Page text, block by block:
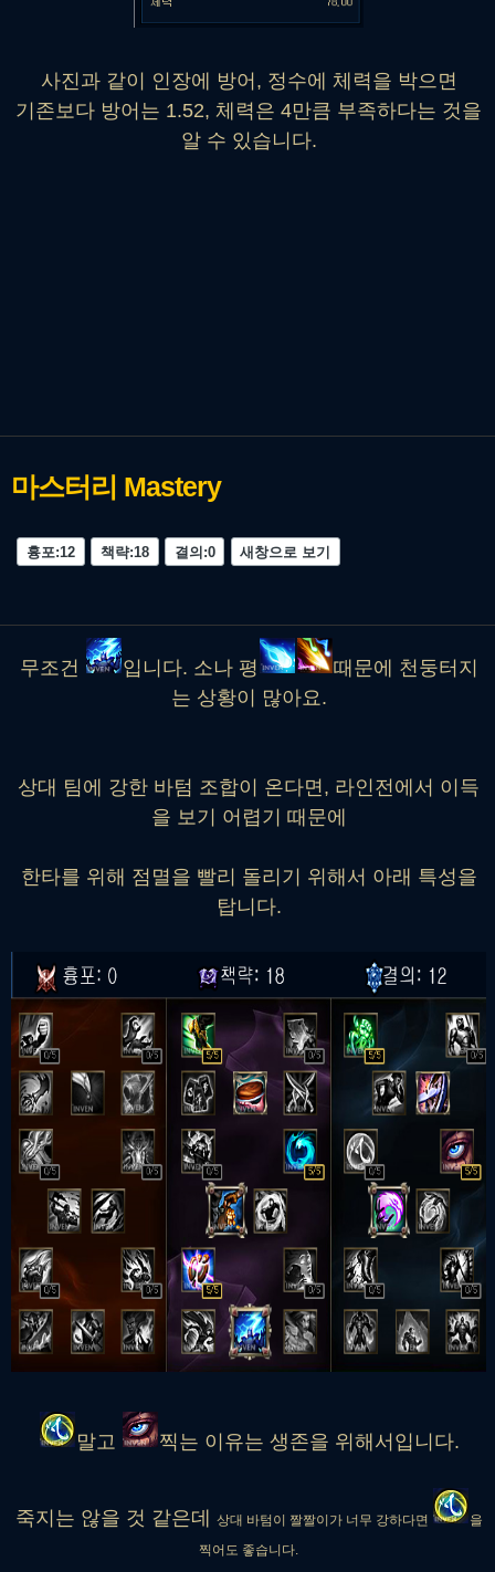
사진과 같이 인장에 방어, 정수에 체력을 박으면
기존보다 방어는 1.52, 체력은 4만큼 부족하다는 것을
알 수 있습니다.
마스터리 Mastery
흉포:12 책략:18 결의:0 새창으로 보기
무조건 입니다. 소나 평
때문에 천둥터지
는 상황이 많아요.
상대 팀에 강한 바텀 조합이 온다면, 라인전에서 이득
을 보기 어렵기 때문에
한타를 위해 점멸을 빨리 돌리기 위해서 아래 특성을
탑니다.
말고 찍는 이유는 생존을 위해서입니다.
죽지는 않을 것 같은데 상대 바텀이 짤짤이가 너무 강하다면
을
찍어도 좋습니다.